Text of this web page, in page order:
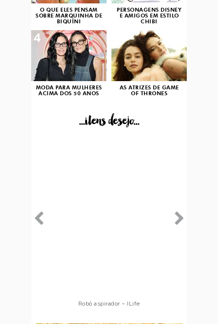
O QUE ELES PENSAM
SOBRE MARQUINHA DE
BIQUÍNI
PERSONAGENS DISNEY
E AMIGOS EM ESTILO
CHIBI
MODA PARA MULHERES
ACIMA DOS 50 ANOS
4
AS ATRIZES DE GAME
OF THRONES
...itens desejo...
Robô aspirador – ILife